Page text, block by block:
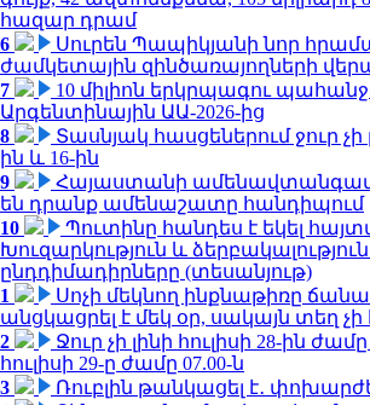
հազար դրամ
6
Սուրեն Պապիկյանի նոր
ժամկետային զինծառայողների
7
10 միլիոն երկրպագու
Արգենտինային ԱԱ-2026-ից
8
Տասնյակ հասցեներում ջուր չի
ին և 16-ին
9
Հայաստանի
են դրանք ամենաշատը հանդիպում
10
Պուտինը հանդես է եկել
Խուզարկություն և
ընդդիմադիրները (տեսանյութ)
1
Սոչի մեկնող ինքնաթիռը
անցկացրել է մեկ օր, սակայն տեղ չի
2
Ջուր չի լինի հուլիսի 28-ին
հուլիսի 29-ը ժամը 07.00-ն
3
Ռուբլին թանկացել է․